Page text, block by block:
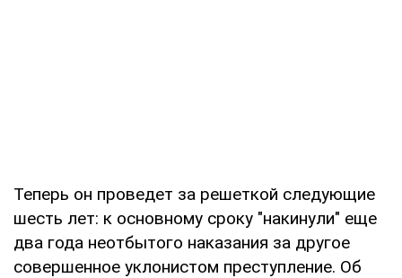
Теперь он проведет за решеткой следующие
шесть лет: к основному сроку "накинули" еще
два года неотбытого наказания за другое
совершенное уклонистом преступление. Об